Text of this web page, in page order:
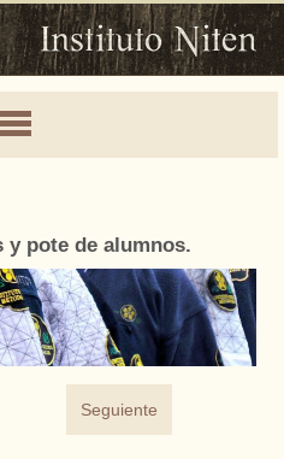
y pote de alumnos.
Seguiente